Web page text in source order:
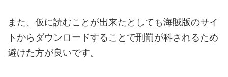
また、仮に読むことが出来たとしても海賊版のサイ
トからダウンロードすることで刑罰が科されるため
避けた方が良いです。